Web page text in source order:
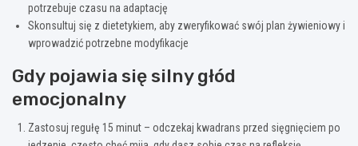
potrzebuje czasu na adaptację
Skonsultuj się z dietetykiem, aby zweryfikować swój plan żywieniowy i
wprowadzić potrzebne modyfikacje
Gdy pojawia się silny głód
emocjonalny
Zastosuj regułę 15 minut – odczekaj kwadrans przed sięgnięciem po